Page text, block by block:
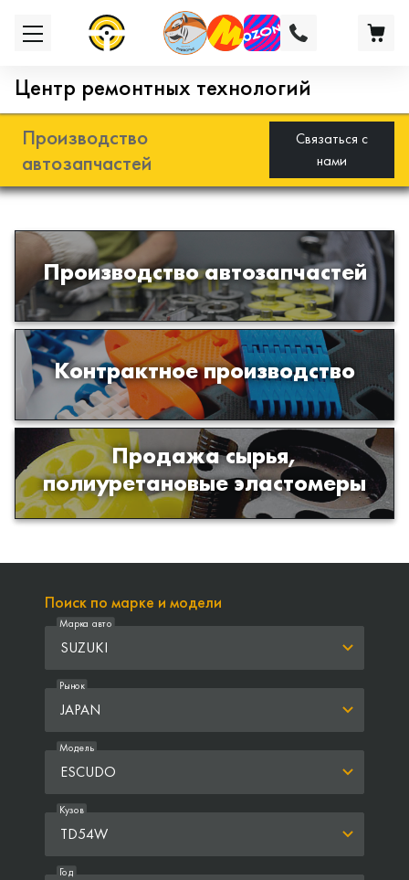
Центр ремонтных технологий
Производство
автозапчастей
Связаться с
нами
Производство автозапчастей
Разработка и производство деталей
из эластомеров для подвески
автомобиля
Контрактное производство
Производство изделий из пластиков
и полимеров по образцам либо
чертежам заказчика
Продажа сырья,
полиуретановые эластомеры
Продажа сырья для производства
изделий из полиуретана
Поиск по марке и модели
SUZUKI
Марка авто
JAPAN
Рынок
ESCUDO
Модель
TD54W
Кузов
Год